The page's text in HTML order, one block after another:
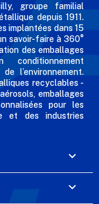
groupe familial
depuis 1911.
implantées dans 15
savoir-faire à 360°
des emballages
l’environnement.
recyclables -
emballages
pour les
et des industries

